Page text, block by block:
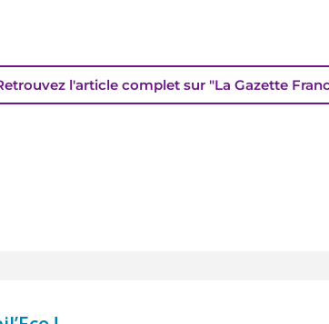
l'article complet sur "La Gazette